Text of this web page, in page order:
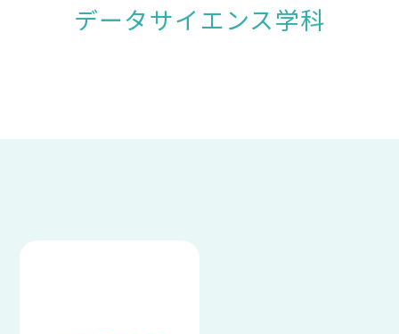
データサイエンス学科